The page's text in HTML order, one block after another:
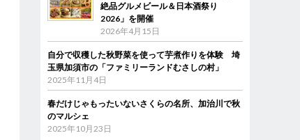
絶品グルメビール＆日本酒祭り
2026」を開催
2026年4月15日
自分で収穫した秋野菜を使って芋煮作りを体験 埼
玉県加須市の「ファミリーランドむさしの村」
2025年11月4日
春だけじゃもったいないさくらの名所、加治川で秋
のマルシェ
2025年10月23日